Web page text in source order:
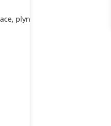
plynu,